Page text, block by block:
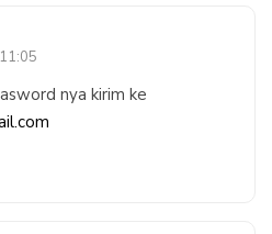
nya kirim ke